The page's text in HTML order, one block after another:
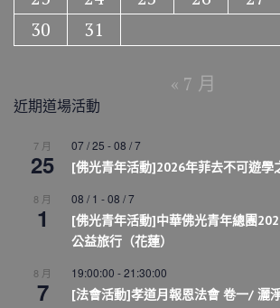
30
31
« 7 月
近期道場活動
7 月
25
07 / 25 -08 / 7
[佛光青年活動]2026年菲去不可遊學
8 月
1
08 / 1 -08 / 7
[佛光青年活動]中華佛光青年總團
公益旅行（花蓮）
8 月
7
19:00:00 -21:30:00
[法會活動]孝道月報恩法會 卷一/ 灑